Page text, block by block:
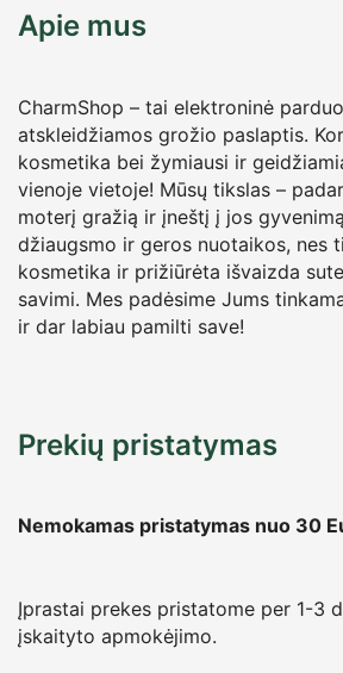
Apie mus
CharmShop – tai elektroninė
atskleidžiamos grožio paslaptis.
kosmetika bei žymiausi ir
vienoje vietoje! Mūsų tikslas –
moterį gražią ir įneštį į jos
džiaugsmo ir geros nuotaikos, nes
kosmetika ir prižiūrėta išvaizda
savimi. Mes padėsime Jums
ir dar labiau pamilti save!
Prekių pristatymas
Nemokamas pristatymas nuo 30
Įprastai prekes pristatome per 1-3
įskaityto apmokėjimo.